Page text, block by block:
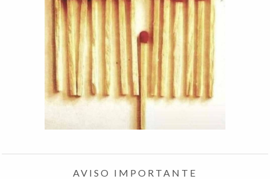
AVISO IMPORTANTE